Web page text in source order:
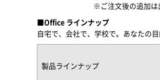
※ご注文後の追加は
■Office ラインナップ
自宅で、会社で、学校で。あなたの
製品ラインナップ